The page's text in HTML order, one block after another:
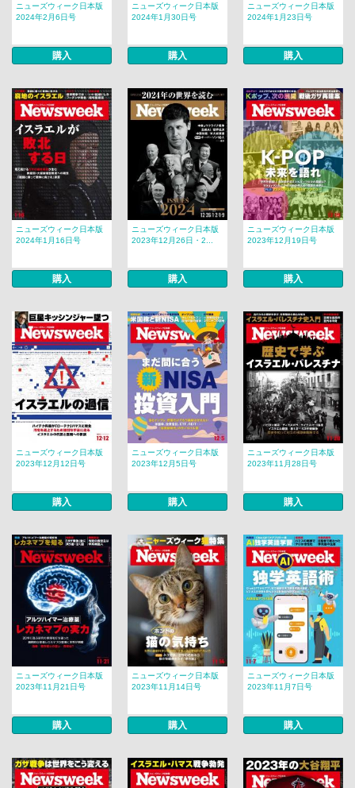
ニューズウィーク日本版
2024年2月6日号
購入
ニューズウィーク日本版
2024年1月30日号
購入
ニューズウィーク日本版
2024年1月23日号
購入
ニューズウィーク日本版
2024年1月16日号
購入
ニューズウィーク日本版
2023年12月26日・2...
購入
ニューズウィーク日本版
2023年12月19日号
購入
ニューズウィーク日本版
2023年12月12日号
購入
ニューズウィーク日本版
2023年12月5日号
購入
ニューズウィーク日本版
2023年11月28日号
購入
ニューズウィーク日本版
2023年11月21日号
購入
ニューズウィーク日本版
2023年11月14日号
購入
ニューズウィーク日本版
2023年11月7日号
購入